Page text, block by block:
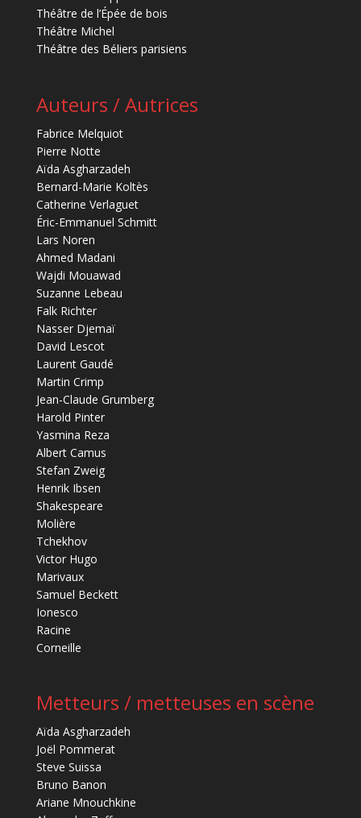
Théâtre de l’Épée de bois
Théâtre Michel
Théâtre des Béliers parisiens
Auteurs / Autrices
Fabrice Melquiot
Pierre Notte
Aïda Asgharzadeh
Bernard-Marie Koltès
Catherine Verlaguet
Éric-Emmanuel Schmitt
Lars Noren
Ahmed Madani
Wajdi Mouawad
Suzanne Lebeau
Falk Richter
Nasser Djemaï
David Lescot
Laurent Gaudé
Martin Crimp
Jean-Claude Grumberg
Harold Pinter
Yasmina Reza
Albert Camus
Stefan Zweig
Henrik Ibsen
Shakespeare
Molière
Tchekhov
Victor Hugo
Marivaux
Samuel Beckett
Ionesco
Racine
Corneille
Metteurs / metteuses en scène
Aïda Asgharzadeh
Joël Pommerat
Steve Suissa
Bruno Banon
Ariane Mnouchkine